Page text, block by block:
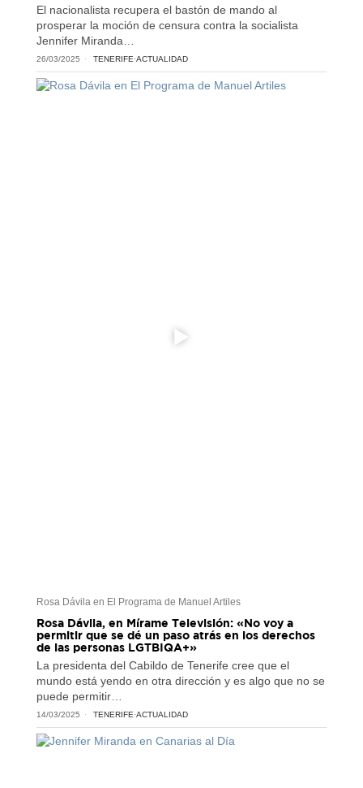
El nacionalista recupera el bastón de mando al
prosperar la moción de censura contra la socialista
Jennifer Miranda…
26/03/2025 TENERIFE·ACTUALIDAD
Rosa Dávila en El Programa de Manuel Artiles
Rosa Dávila, en Mírame Televisión: «No voy a
permitir que se dé un paso atrás en los derechos
de las personas LGTBIQA+»
La presidenta del Cabildo de Tenerife cree que el
mundo está yendo en otra dirección y es algo que no se
puede permitir…
14/03/2025 TENERIFE·ACTUALIDAD